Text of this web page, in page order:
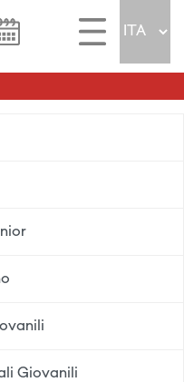
Giovanili